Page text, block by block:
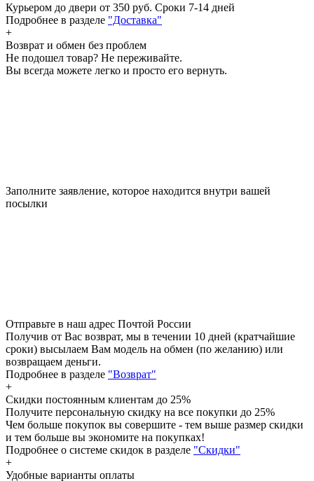
Курьером до двери от 350 руб. Сроки 7-14 дней
Подробнее в разделе "Доставка"
+
Возврат и обмен без проблем
Не подошел товар? Не переживайте.
Вы всегда можете легко и просто его вернуть.
Заполните заявление, которое находится внутри вашей
посылки
Отправьте в наш адрес Почтой России
Получив от Вас возврат, мы в течении 10 дней (кратчайшие
сроки) высылаем Вам модель на обмен (по желанию) или
возвращаем деньги.
Подробнее в разделе "Возврат"
+
Скидки постоянным клиентам до 25%
Получите персональную скидку на все покупки до 25%
Чем больше покупок вы совершите - тем выше размер скидки
и тем больше вы экономите на покупках!
Подробнее о системе скидок в разделе "Скидки"
+
Удобные варианты оплаты